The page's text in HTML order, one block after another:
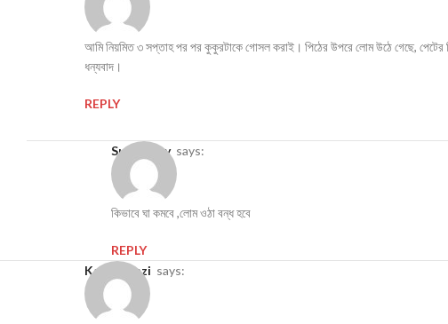
আমি নিয়মিত ৩ সপ্তাহ পর পর কুকুরটাকে গোসল করাই। পিঠের উপরে লোম উঠে গেছে, পেটের
ধন্যবাদ।
REPLY
Suniti Roy says:
কিভাবে ঘা কমবে ,লোম ওঠা বন্ধ হবে
REPLY
Kakoli Kazi says: